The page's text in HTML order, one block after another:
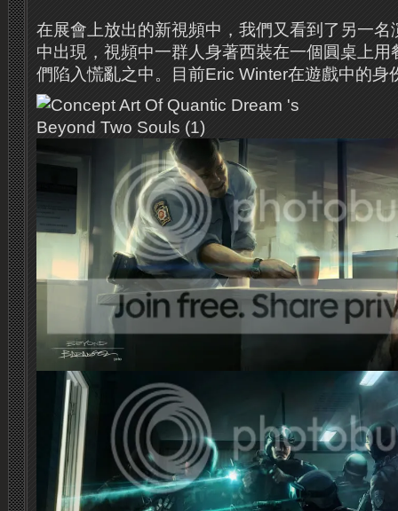
在展會上放出的新視頻中，我們又看到了另一名
中出現，視頻中一群人身著西裝在一個圓桌上
們陷入慌亂之中。目前Eric Winter在遊戲中的身